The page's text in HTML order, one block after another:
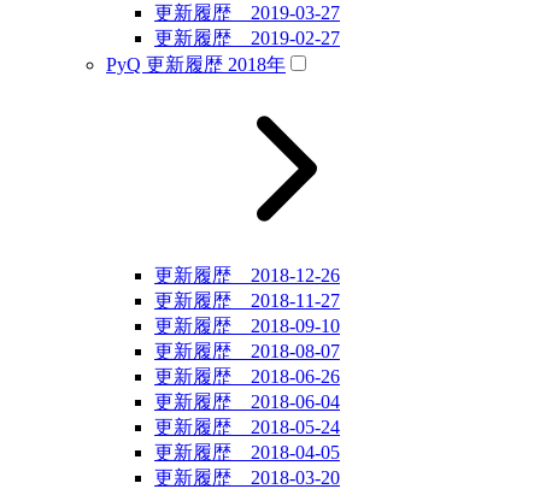
更新履歴 2019-03-27
更新履歴 2019-02-27
PyQ 更新履歴 2018年
更新履歴 2018-12-26
更新履歴 2018-11-27
更新履歴 2018-09-10
更新履歴 2018-08-07
更新履歴 2018-06-26
更新履歴 2018-06-04
更新履歴 2018-05-24
更新履歴 2018-04-05
更新履歴 2018-03-20